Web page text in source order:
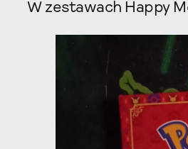
W zestawach Happy